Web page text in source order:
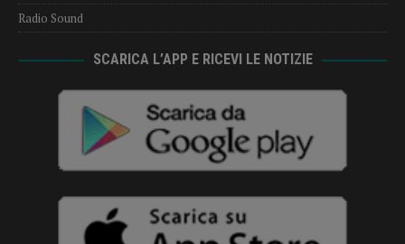
Radio Sound
SCARICA L’APP E RICEVI LE NOTIZIE